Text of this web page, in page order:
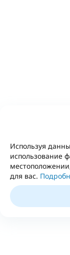
Используя
использование
для вас.